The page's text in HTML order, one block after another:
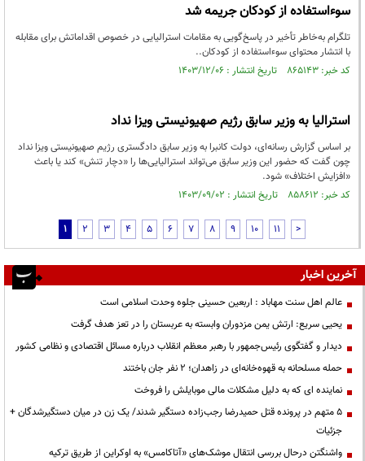
سوءاستفاده از کودکان جریمه شد
تلگرام به‌خاطر تأخیر در پاسخ‌گویی به مقامات استرالیایی در خصوص اقداماتش برای مقابله
با انتشار محتوای سوءاستفاده از کودکان..
کد خبر: ۸۶۵۱۴۳ تاریخ انتشار : ۱۴۰۳/۱۲/۰۶
استرالیا به وزیر سابق رژیم صهیونیستی ویزا نداد
بر اساس گزارش رسانه‌ای، دولت کانبرا به وزیر سابق دادگستری رژیم صهیونیستی ویزا نداد
چون گفت که حضور این وزیر سابق می‌تواند استرالیایی‌ها را «دچار تنش» کند یا باعث
«افزایش اختلاف» شود.
کد خبر: ۸۵۸۶۱۲ تاریخ انتشار : ۱۴۰۳/۰۹/۰۲
1 2 3 4 5 6 7 8 9 10 11 >
آخرین اخبار
عالم اهل سنت مهاباد : اربعین حسینی جلوه وحدت اسلامی است
یحیی سریع: ارتش یمن مزدوران وابسته به عربستان را در تعز هدف گرفت
دیدار و گفتگوی رئیس‌جمهور با رهبر معظم انقلاب درباره مسائل اقتصادی و نظامی کشور
حمله مسلحانه به قهوه‌خانه‌ای در زاهدان؛ ۲ نفر جان باختند
نماینده ای که به دلیل مشکلات مالی موبایلش را فروخت
۵ متهم در پرونده قتل حمیدرضا رجب‌زاده دستگیر شدند/ یک زن در میان دستگیرشدگان +
جزئیات
واشنگتن درحال بررسی انتقال موشک‌های «آتاکامس» به اوکراین از طریق ترکیه